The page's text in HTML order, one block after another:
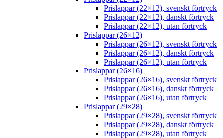
Prislappar (22×12), svenskt förtryck
Prislappar (22×12), danskt förtryck
Prislappar (22×12), utan förtryck
Prislappar (26×12)
Prislappar (26×12), svenskt förtryck
Prislappar (26×12), danskt förtryck
Prislappar (26×12), utan förtryck
Prislappar (26×16)
Prislappar (26×16), svenskt förtryck
Prislappar (26×16), danskt förtryck
Prislappar (26×16), utan förtryck
Prislappar (29×28)
Prislappar (29×28), svenskt förtryck
Prislappar (29×28), danskt förtryck
Prislappar (29×28), utan förtryck